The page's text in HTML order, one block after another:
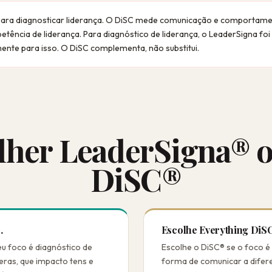
diagnosticar liderança. O DiSC mede comunicação e
de liderança. Para diagnóstico de liderança, o LeaderSigna
para isso. O DiSC complementa, não substitui.
LeaderSigna®
DiSC®
foco é diagnóstico de
que impacto tens e
Escolhe Everything
Escolhe o DiSC® se o foco
forma de comunicar a